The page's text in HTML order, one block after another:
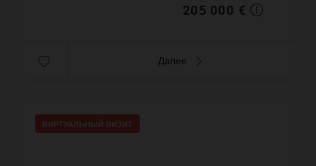
205 000 €
Далее
ВИРТУАЛЬНЫЙ ВИЗИТ